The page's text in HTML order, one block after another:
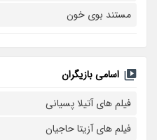
مستند بوی خون
اسامی بازیگران
فیلم های آتیلا پسیانی
فیلم های آزیتا حاجیان